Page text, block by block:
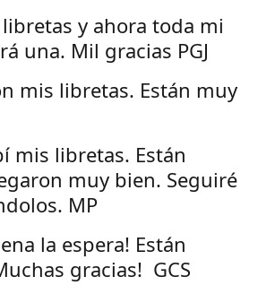
y ahora toda mi
una. Mil gracias PGJ
mis libretas. Están muy
mis libretas. Están
muy bien. Seguiré
MP
la espera! Están
gracias! GCS